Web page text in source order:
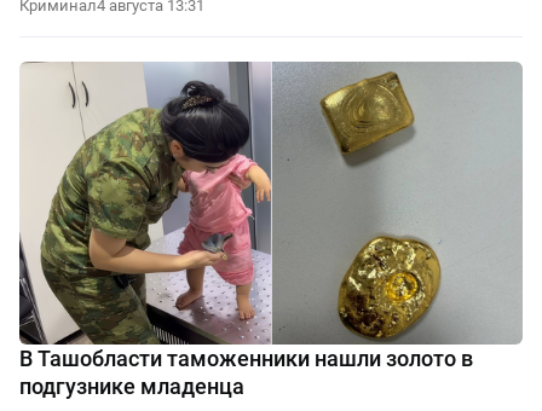
Криминал4 августа 13:31
В Ташобласти таможенники нашли золото в
подгузнике младенца